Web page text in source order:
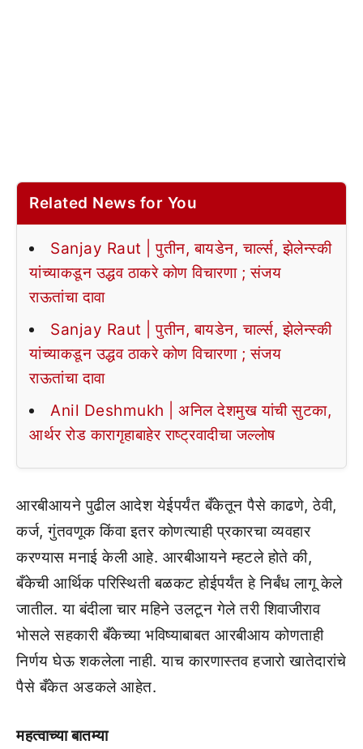
Related News for You
Sanjay Raut | पुतीन, बायडेन, चार्ल्स, झेलेन्स्की
यांच्याकडून उद्धव ठाकरे कोण विचारणा ; संजय
राऊतांचा दावा
Sanjay Raut | पुतीन, बायडेन, चार्ल्स, झेलेन्स्की
यांच्याकडून उद्धव ठाकरे कोण विचारणा ; संजय
राऊतांचा दावा
Anil Deshmukh | अनिल देशमुख यांची सुटका,
आर्थर रोड कारागृहाबाहेर राष्ट्रवादीचा जल्लोष
आरबीआयने पुढील आदेश येईपर्यंत बँकेतून पैसे काढणे, ठेवी,
कर्ज, गुंतवणूक किंवा इतर कोणत्याही प्रकारचा व्यवहार
करण्यास मनाई केली आहे. आरबीआयने म्हटले होते की,
बँकेची आर्थिक परिस्थिती बळकट होईपर्यंत हे निर्बंध लागू केले
जातील. या बंदीला चार महिने उलटून गेले तरी शिवाजीराव
भोसले सहकारी बँकेच्या भविष्याबाबत आरबीआय कोणताही
निर्णय घेऊ शकलेला नाही. याच कारणास्तव हजारो खातेदारांचे
पैसे बँकेत अडकले आहेत.
महत्वाच्या बातम्या